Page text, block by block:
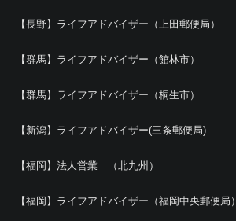
【長野】ライフアドバイザー（上田郵便局）
【群馬】ライフアドバイザー（館林市）
【群馬】ライフアドバイザー（桐生市）
【新潟】ライフアドバイザー(三条郵便局)
【福岡】法人営業 （北九州）
【福岡】ライフアドバイザー（福岡中央郵便局）